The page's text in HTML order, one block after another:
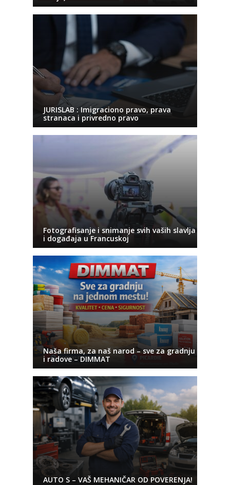
JURISLAB : Imigraciono pravo, prava
stranaca i privredno pravo
Fotografisanje i snimanje svih vaših slavlja
i događaja u Francuskoj
Naša firma, za naš narod – sve za gradnju
i radove – DIMMAT
AUTO S – VAŠ MEHANIČAR OD POVERENJA!